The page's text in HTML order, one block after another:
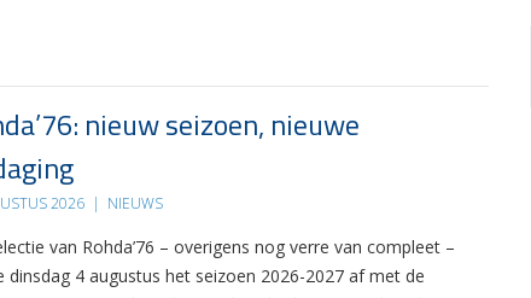
nieuw seizoen, nieuwe
2026 | NIEUWS
van Rohda’76 – overigens nog verre van compleet –
dinsdag 4 augustus het seizoen 2026-2027 af met de